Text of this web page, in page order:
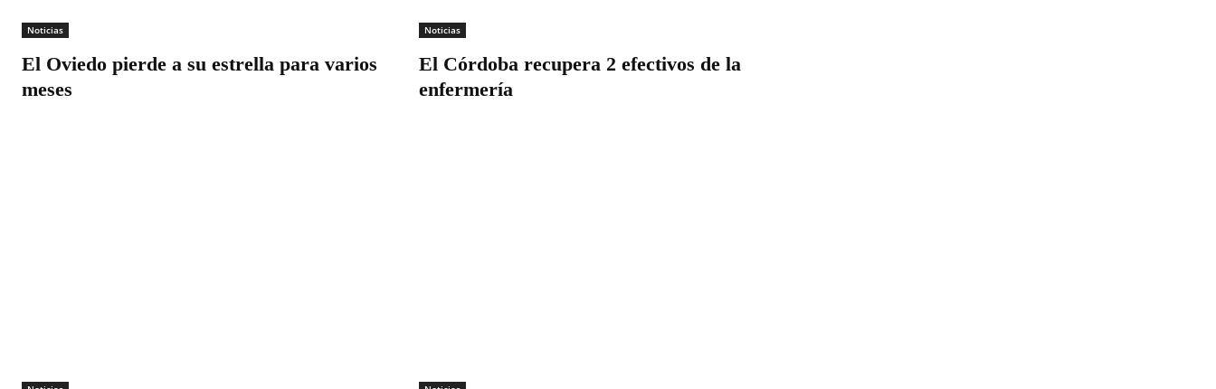
Noticias
El Oviedo pierde a su estrella para varios
meses
Noticias
El Córdoba recupera 2 efectivos de la
enfermería